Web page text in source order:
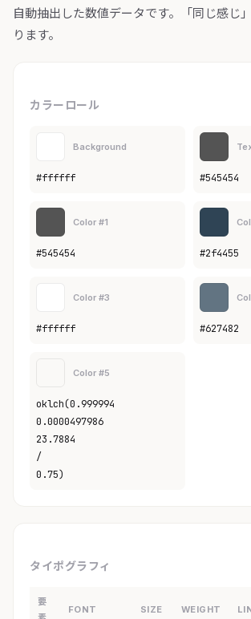
自動抽出した数値データです。「同じ感じ
ります。
カラーロール
Background
#ffffff #545454
Color #1
#545454 #2f4455
Color #3
#ffffff #627482
Color #5
oklch(0.999994
0.0000497986
23.7884
/
0.75)
タイポグラフィ
要
FONT SIZE WEIGHT